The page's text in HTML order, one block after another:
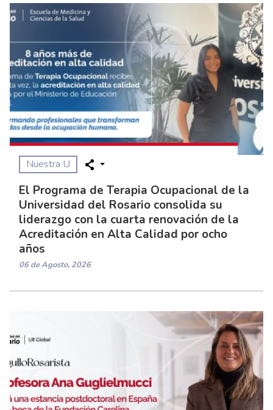
Nuestra U
El Programa de Terapia Ocupacional de la
Universidad del Rosario consolida su
liderazgo con la cuarta renovación de la
Acreditación en Alta Calidad por ocho
años
06 de Agosto, 2026